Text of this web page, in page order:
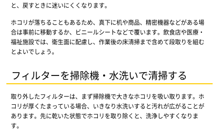
と、戻すときに迷いにくくなります。
ホコリが落ちることもあるため、真下に机や商品、精密機器などがある場
合は事前に移動するか、ビニールシートなどで覆います。飲食店や医療・
福祉施設では、衛生面に配慮し、作業後の床清掃まで含めて段取りを組む
とよいでしょう。
フィルターを掃除機・水洗いで清掃する
取り外したフィルターは、まず掃除機で大きなホコリを吸い取ります。ホ
コリが厚くたまっている場合、いきなり水洗いすると汚れが広がることが
あります。先に乾いた状態でホコリを取り除くと、洗浄しやすくなりま
す。